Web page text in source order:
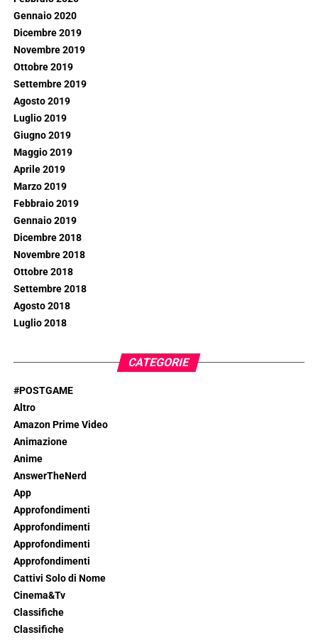
Gennaio 2020
Dicembre 2019
Novembre 2019
Ottobre 2019
Settembre 2019
Agosto 2019
Luglio 2019
Giugno 2019
Maggio 2019
Aprile 2019
Marzo 2019
Febbraio 2019
Gennaio 2019
Dicembre 2018
Novembre 2018
Ottobre 2018
Settembre 2018
Agosto 2018
Luglio 2018
CATEGORIE
#POSTGAME
Altro
Amazon Prime Video
Animazione
Anime
AnswerTheNerd
App
Approfondimenti
Approfondimenti
Approfondimenti
Approfondimenti
Cattivi Solo di Nome
Cinema&Tv
Classifiche
Classifiche